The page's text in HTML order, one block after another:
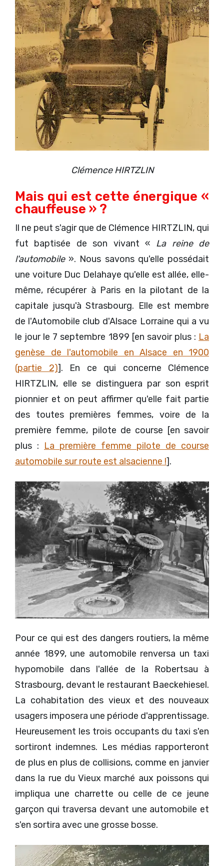
Clémence HIRTZLIN
Mais qui est cette énergique «
chauffeuse » ?
Il ne peut s'agir que de Clémence HIRTZLIN, qui
fut baptisée de son vivant « La reine de
l'automobile». Nous savons qu'elle possédait
une voiture Duc Delahaye qu'elle est allée, elle-
même, récupérer à Paris en la pilotant de la
capitale jusqu'à Strasbourg. Elle est membre
de l'Automobile club d'Alsace Lorraine qui a vu
le jour le 7 septembre 1899 [en savoir plus : La
genèse de l'automobile en Alsace en 1900
(partie 2)]. En ce qui concerne Clémence
HIRTZLIN, elle se distinguera par son esprit
pionnier et on peut affirmer qu'elle fait partie
des toutes premières femmes, voire de la
première femme, pilote de course [en savoir
plus : La première femme pilote de course
automobile sur route est alsacienne !].
Pour ce qui est des dangers routiers, la même
année 1899, une automobile renversa un taxi
hypomobile dans l'allée de la Robertsau à
Strasbourg, devant le restaurant Baeckehiesel.
La cohabitation des vieux et des nouveaux
usagers imposera une période d'apprentissage.
Heureusement les trois occupants du taxi s'en
sortiront indemnes. Les médias rapporteront
de plus en plus de collisions, comme en janvier
dans la rue du Vieux marché aux poissons qui
impliqua une charrette ou celle de ce jeune
garçon qui traversa devant une automobile et
s'en sortira avec une grosse bosse.